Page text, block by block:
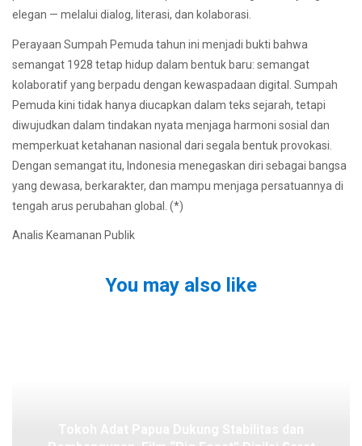
elegan — melalui dialog, literasi, dan kolaborasi.
Perayaan Sumpah Pemuda tahun ini menjadi bukti bahwa
semangat 1928 tetap hidup dalam bentuk baru: semangat
kolaboratif yang berpadu dengan kewaspadaan digital. Sumpah
Pemuda kini tidak hanya diucapkan dalam teks sejarah, tetapi
diwujudkan dalam tindakan nyata menjaga harmoni sosial dan
memperkuat ketahanan nasional dari segala bentuk provokasi.
Dengan semangat itu, Indonesia menegaskan diri sebagai bangsa
yang dewasa, berkarakter, dan mampu menjaga persatuannya di
tengah arus perubahan global. (*)
Analis Keamanan Publik
You may also like